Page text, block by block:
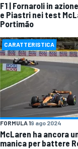
F1 | Fornaroli in
e Piastri nei test
Portimão
CARATTERISTICA
FORMULA 19 ago 2024
McLaren ha ancora
manica per battere